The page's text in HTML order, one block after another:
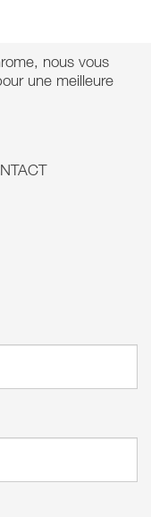
nous vous
une meilleure